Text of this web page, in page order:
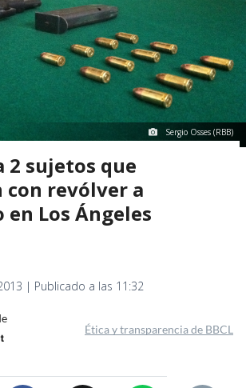
Sergio Osses (RBB)
2 sujetos que
revólver a
Los Ángeles
| Publicado a las 11:32
Ética y transparencia de BBCL